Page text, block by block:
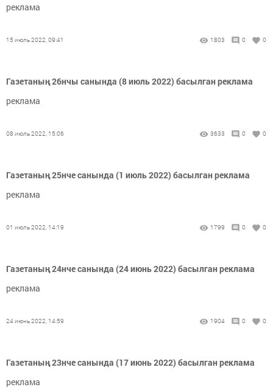
реклама
15 июль 2022, 09:41 1803 0 0
Газетаның 26нчы санында (8 июль 2022) басылган реклама
реклама
08 июль 2022, 15:06 3633 0 0
Газетаның 25нче санында (1 июль 2022) басылган реклама
реклама
01 июль 2022, 14:19 1799 0 0
Газетаның 24нче санында (24 июнь 2022) басылган реклама
реклама
24 июнь 2022, 14:59 1904 0 0
Газетаның 23нче санында (17 июнь 2022) басылган реклама
реклама